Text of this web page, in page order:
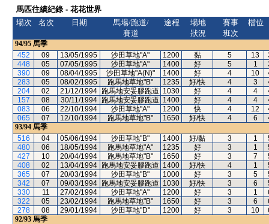
馬匹往績紀錄 - 花花世界
場次
名次 日期
馬場/跑道/
賽道
途程
場地
狀況
賽事
班次
檔位
94/95 馬季
452
09 13/05/1995 沙田草地"A" 1200 黏 5 13
448
05 07/05/1995 沙田草地"A" 1400 好 5 1
390
09 08/04/1995 沙田草地"A(N)" 1400 好 4 10
283
05 08/02/1995 跑馬地草地"B" 1235 好/快 4 3
204
02 21/12/1994 跑馬地安妥膠跑道 1030 好 4 4
157
08 30/11/1994 跑馬地安妥膠跑道 1400 好 4 4
083
06 22/10/1994 沙田草地"A" 1200 快 4 12
065
07 12/10/1994 跑馬地草地"B" 1650 好/快 4 6
93/94 馬季
516
04 05/06/1994 沙田草地"B" 1400 好/黏 3 1
480
06 18/05/1994 跑馬地草地"A" 1235 好 3 1
427
10 20/04/1994 跑馬地草地"B" 1650 好 3 7
408
02 13/04/1994 跑馬地安妥膠跑道 1400 好/快 4 1
365
07 20/03/1994 沙田草地"B" 1000 好 3 5
342
07 09/03/1994 跑馬地安妥膠跑道 1030 好/快 3 6
330
11 27/02/1994 沙田草地"A" 1200 好 3 1
322
05 23/02/1994 跑馬地草地"B" 1650 好 3 6
278
08 29/01/1994 沙田草地"D" 1200 好 3 10
92/93 馬季